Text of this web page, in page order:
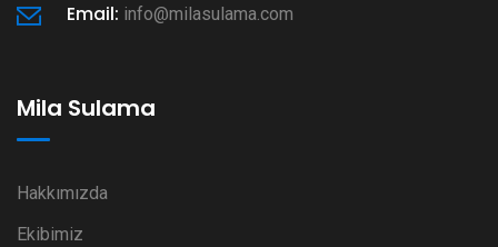
Email: info@milasulama.com
Mila Sulama
Hakkımızda
Ekibimiz